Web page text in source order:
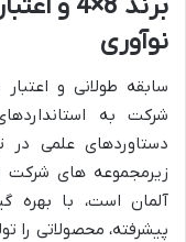
برند
نوآوری
شرکت به
دستاوردهای علمی
آلمان است، با بهره
پیشرفته، محصولاتی را